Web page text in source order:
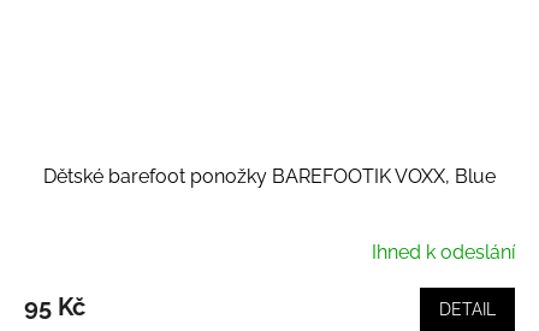
Dětské barefoot ponožky BAREFOOTIK VOXX, Blue
Ihned k odeslání
95 Kč DETAIL